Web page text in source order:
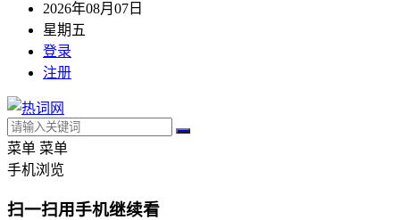
2026年08月07日
星期五
登录
注册
菜单 菜单
手机浏览
扫一扫用手机继续看